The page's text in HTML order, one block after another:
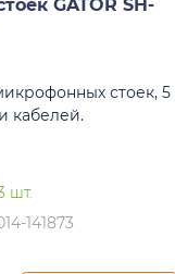
GATOR SH-
стоек, 5
кабелей.
шт.
141873